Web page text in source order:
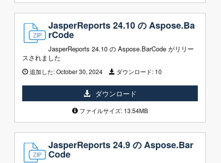
JasperReports 24.10 の Aspose.Ba
rCode
JasperReports 24.10 の Aspose.BarCode がリリー
スされました
追加した:October 30, 2024 ダウンロード: 10
ダウンロード
ファイルサイズ: 13.54MB
JasperReports 24.9 の Aspose.Bar
Code